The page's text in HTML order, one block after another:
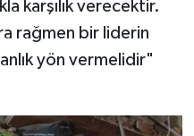
karşılık verecektir.
rağmen bir liderin
yön vermelidir"